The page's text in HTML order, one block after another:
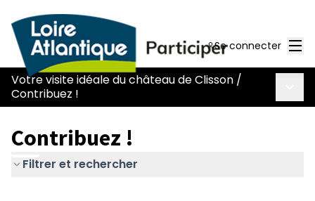
Se connecter
Votre visite idéale du château de Clisson /
Contribuez !
Contribuez !
Filtrer et rechercher